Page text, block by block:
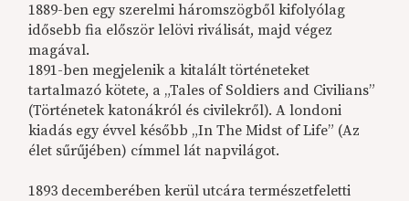
1889-ben egy szerelmi háromszögből kifolyólag
idősebb fia először lelövi riválisát, majd végez
magával.
1891-ben megjelenik a kitalált történeteket
tartalmazó kötete, a „Tales of Soldiers and Civilians”
(Történetek katonákról és civilekről). A londoni
kiadás egy évvel később „In The Midst of Life” (Az
élet sűrűjében) címmel lát napvilágot.
1893 decemberében kerül utcára természetfeletti